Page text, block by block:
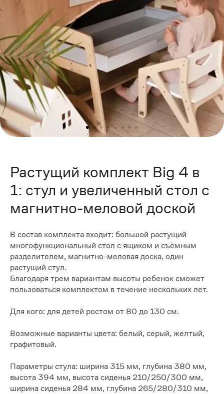
Растущий комплект Big 4 в
1: стул и увеличенный стол с
магнитно-меловой доской
В состав комплекта входит: большой растущий
многофункциональный стол с ящиком и съёмным
разделителем, магнитно-меловая доска, один
растущий стул.
Благодаря трем вариантам высоты ребенок сможет
пользоваться комплектом в течение нескольких лет.
Для кого: для детей ростом от 80 до 130 см.
Возможные варианты цвета: белый, серый, желтый,
графитовый.
Параметры стула: ширина 315 мм, глубина 380 мм,
высота 394 мм, высота сиденья 210/250/300 мм,
ширина сиденья 284 мм, глубина 265/280/310 мм,